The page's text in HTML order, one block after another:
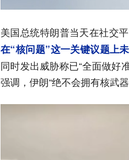
美国总统特朗普当天在社交
在“核问题”这一关键议题上
同时发出威胁称已“全面做好
强调，伊朗“绝不会拥有核武器”